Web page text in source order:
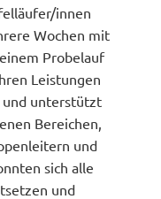
innen
Wochen mit
Probelauf
Leistungen
unterstützt
Bereichen,
und
sich alle
und